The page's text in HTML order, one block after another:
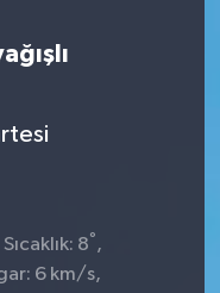
8° ,
6 km/s,